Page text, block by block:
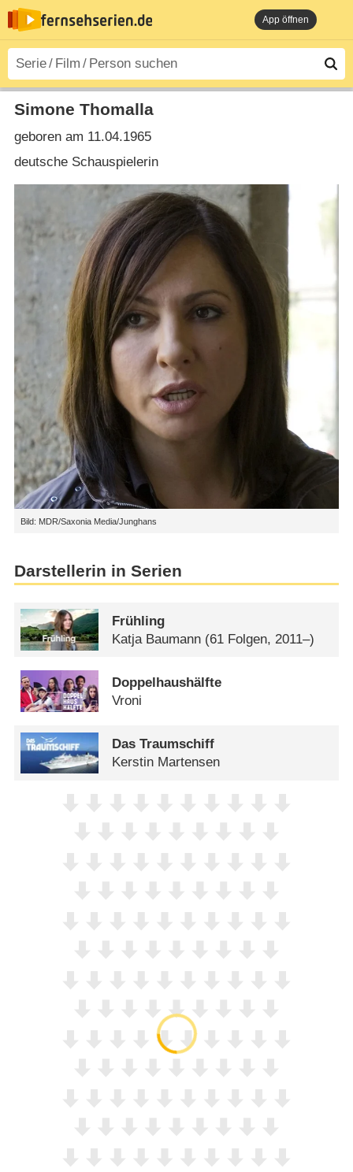
App öffnen
Bild: MDR/Saxonia Media/Junghans
Simone Thomalla
geboren am 11.04.1965
deutsche Schauspielerin
Darstellerin in Serien
Frühling
Katja Baumann (61 Folgen, 2011–)
Doppelhaushälfte
Vroni
Das Traumschiff
Kerstin Martensen